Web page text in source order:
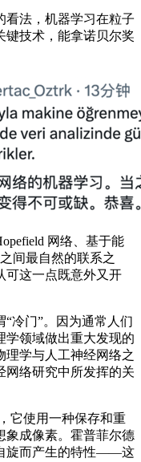
法，机器学习在粒子
键技术，能拿诺贝尔奖
网络、基于能
间最自然的联系之
可这一点既意外又开
门”。因为通常人们
学领域做出重大发现的
理学与人工神经网络之
网络研究中所发挥的关
使用一种保存和重
象成像素。霍普菲尔德
旋而产生的特性——这